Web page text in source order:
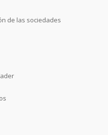
de las sociedades